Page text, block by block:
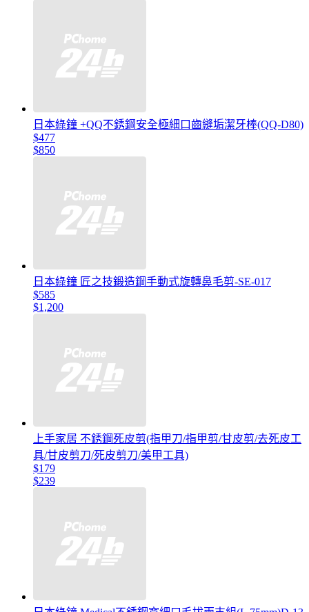
日本綠鐘 +QQ不銹鋼安全極細口齒縫垢潔牙棒(QQ-D80)
$477
$850
日本綠鐘 匠之技鍛造鋼手動式旋轉鼻毛剪-SE-017
$585
$1,200
上手家居 不銹鋼死皮剪(指甲刀/指甲剪/甘皮剪/去死皮工
具/甘皮剪刀/死皮剪刀/美甲工具)
$179
$239